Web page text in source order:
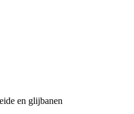
en glijbanen